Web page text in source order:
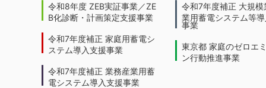
令和8年度 ZEB実証事業／ZE
B化診断・計画策定支援事業
令和7年度補正 家庭用蓄電シ
ステム導入支援事業
令和7年度補正 業務産業用蓄
電システム導入支援事業
令和7年度補正 大規模
業用蓄電システム等
事業
東京都 家庭のゼロエ
ン行動推進事業